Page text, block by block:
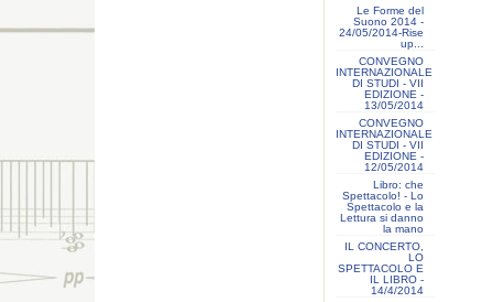
Le Forme del
Suono 2014 -
24/05/2014-Rise
up...
CONVEGNO
INTERNAZIONALE
DI STUDI - VII
EDIZIONE -
13/05/2014
CONVEGNO
INTERNAZIONALE
DI STUDI - VII
EDIZIONE -
12/05/2014
Libro: che
Spettacolo! - Lo
Spettacolo e la
Lettura si danno
la mano
IL CONCERTO,
LO
SPETTACOLO E
IL LIBRO -
14/4/2014